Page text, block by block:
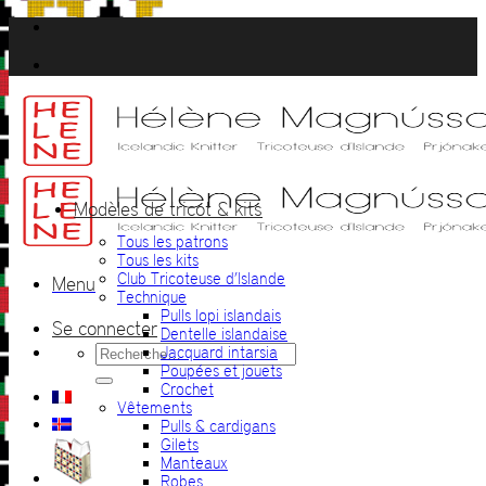
Passer
au
contenu
Menu
Se connecter
Recherche
pour :
Modèles de tricot & kits
Tous les patrons
Tous les kits
Club Tricoteuse d’Islande
Technique
Pulls lopi islandais
Dentelle islandaise
Jacquard intarsia
Poupées et jouets
Crochet
Vêtements
Pulls & cardigans
Gilets
Manteaux
Robes